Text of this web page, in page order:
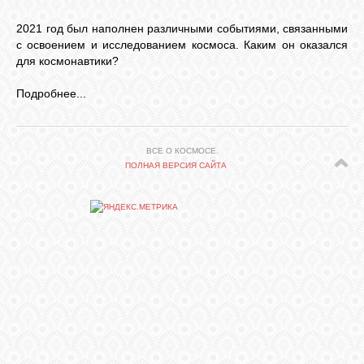
ВХОД
2021 год был наполнен различными событиями, связанными
с освоением и исследованием космоса. Каким он оказался
для космонавтики?
Подробнее...
ВСЕ О КОСМОСЕ.
ПОЛНАЯ ВЕРСИЯ САЙТА